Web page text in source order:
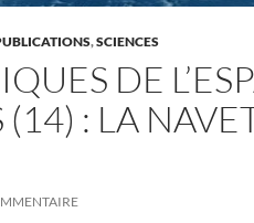
,SCIENCES
DE
(14) : LA